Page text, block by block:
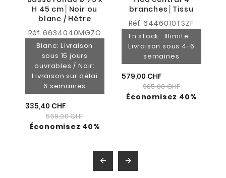
H 45 cm│Noir ou
blanc / Hêtre
Réf. 6634040MGZO
Blanc: Livraison
sous 15 jours
ouvrables / Noir:
Livraison sur délai
6 semaines
335,40 CHF
559,00 CHF
Économisez 40%
branches│Tissu
Réf. 6446010TSZF
En stock : Illimité -
Livraison sous 4-6
semaines
579,00 CHF
965,00 CHF
Économisez 40%
 